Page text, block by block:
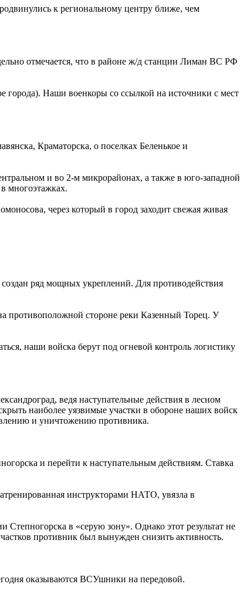
к региональному центру ближе, чем
отмечается, что в районе ж/д станции Лиман ВС РФ
города). Наши военкоры со ссылкой на источники с мест
Краматорска, о поселках Беленькое и
и во 2-м микрорайонах, а также в юго-западной
многоэтажках.
через который в город заходит свежая живая
ряд мощных укреплений. Для противодействия
противоположной стороне реки Казенный Торец. У
наши войска берут под огневой контроль логистику
ведя наступательные действия в лесном
наиболее уязвимые участки в обороне наших войск
и уничтожению противника.
и перейти к наступательным действиям. Ставка
инструкторами НАТО, увязла в
Степногорска в «серую зону». Однако этот результат не
противник был вынужден снизить активность.
оказываются ВСУшники на передовой.